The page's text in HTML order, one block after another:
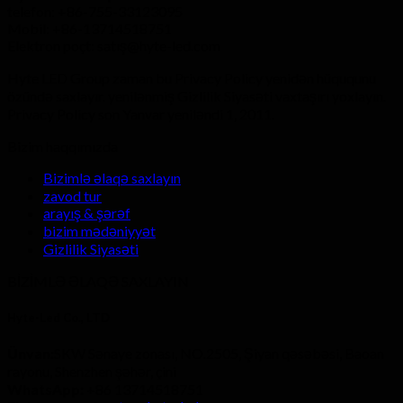
Bizimlə əlaqə saxlayın
zavod tur
arayış & şərəf
bizim mədəniyyət
Gizlilik Siyasəti